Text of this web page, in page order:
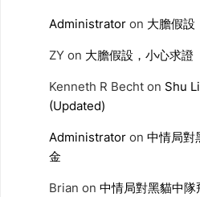
Administrator on 大膽假設
ZY on 大膽假設，小心求證
Kenneth R Becht on Shu
(Updated)
Administrator on 中情局對
金
Brian on 中情局對黑貓中